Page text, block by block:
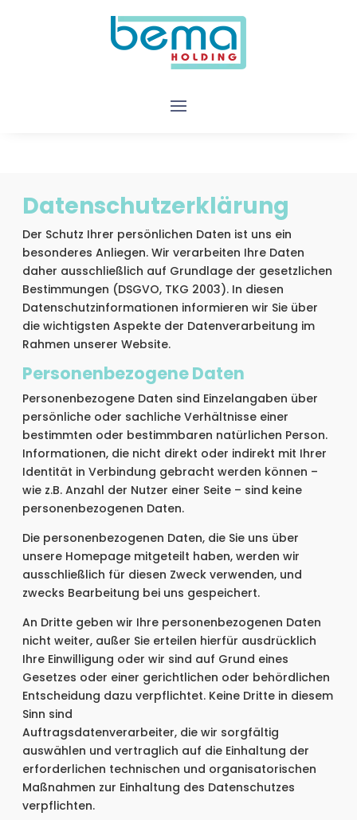
Datenschutzerklärung
Der Schutz Ihrer persönlichen Daten ist uns ein
besonderes Anliegen. Wir verarbeiten Ihre Daten
daher ausschließlich auf Grundlage der gesetzlichen
Bestimmungen (DSGVO, TKG 2003). In diesen
Datenschutzinformationen informieren wir Sie über
die wichtigsten Aspekte der Datenverarbeitung im
Rahmen unserer Website.
Personenbezogene Daten
Personenbezogene Daten sind Einzelangaben über
persönliche oder sachliche Verhältnisse einer
bestimmten oder bestimmbaren natürlichen Person.
Informationen, die nicht direkt oder indirekt mit Ihrer
Identität in Verbindung gebracht werden können –
wie z.B. Anzahl der Nutzer einer Seite – sind keine
personenbezogenen Daten.
Die personenbezogenen Daten, die Sie uns über
unsere Homepage mitgeteilt haben, werden wir
ausschließlich für diesen Zweck verwenden, und
zwecks Bearbeitung bei uns gespeichert.
An Dritte geben wir Ihre personenbezogenen Daten
nicht weiter, außer Sie erteilen hierfür ausdrücklich
Ihre Einwilligung oder wir sind auf Grund eines
Gesetzes oder einer gerichtlichen oder behördlichen
Entscheidung dazu verpflichtet. Keine Dritte in diesem
Sinn sind
Auftragsdatenverarbeiter, die wir sorgfältig
auswählen und vertraglich auf die Einhaltung der
erforderlichen technischen und organisatorischen
Maßnahmen zur Einhaltung des Datenschutzes
verpflichten.